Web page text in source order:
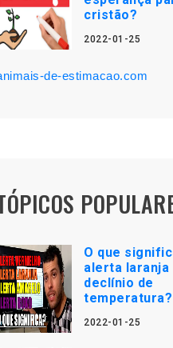
cristão?
2022-01-25
de-estimacao.com
O que
alerta laranja
declínio de
temperatura?
2022-01-25